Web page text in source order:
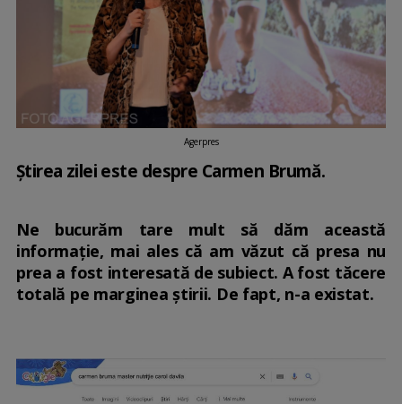
Agerpres
Știrea zilei este despre Carmen Brumă.
Ne bucurăm tare mult să dăm această
informație, mai ales că am văzut că presa nu
prea a fost interesată de subiect. A fost tăcere
totală pe marginea știrii. De fapt, n-a existat.